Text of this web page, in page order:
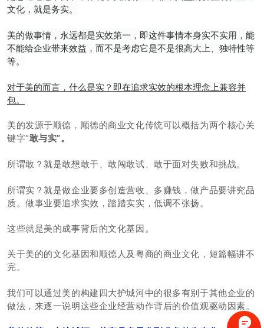
文化，就是务实。
美的做事情，永远都是实效第一，即这件事情本身实不实用，能
不能给企业带来效益，而不是考虑它是不是很高大上、独特性等
等。
对于美的而言，什么是实？即在追求实效的根本理念上兼容并
包。
美的发源于顺德，顺德的商业文化传统可以概括为两个核心关
键字“敢与实”。
所谓敢？就是敢想敢干、敢闯敢试、敢于面对失败和挑战。
所谓实？就是做企业要多创造营收、多赚钱，做产品要讲究品
质。做事业要追求实效， 踏踏实实，低调不张扬。
这些就是美的成事背后的文化基因。
关于美的的文化基因和顺德人及粤商的商业文化，短篇幅讲不
完。
我们可以通过美的构建四大护城河中的很多有别于其他企业的
做法，来逐一说明这些企业经营动作背后的价值观驱动因素。